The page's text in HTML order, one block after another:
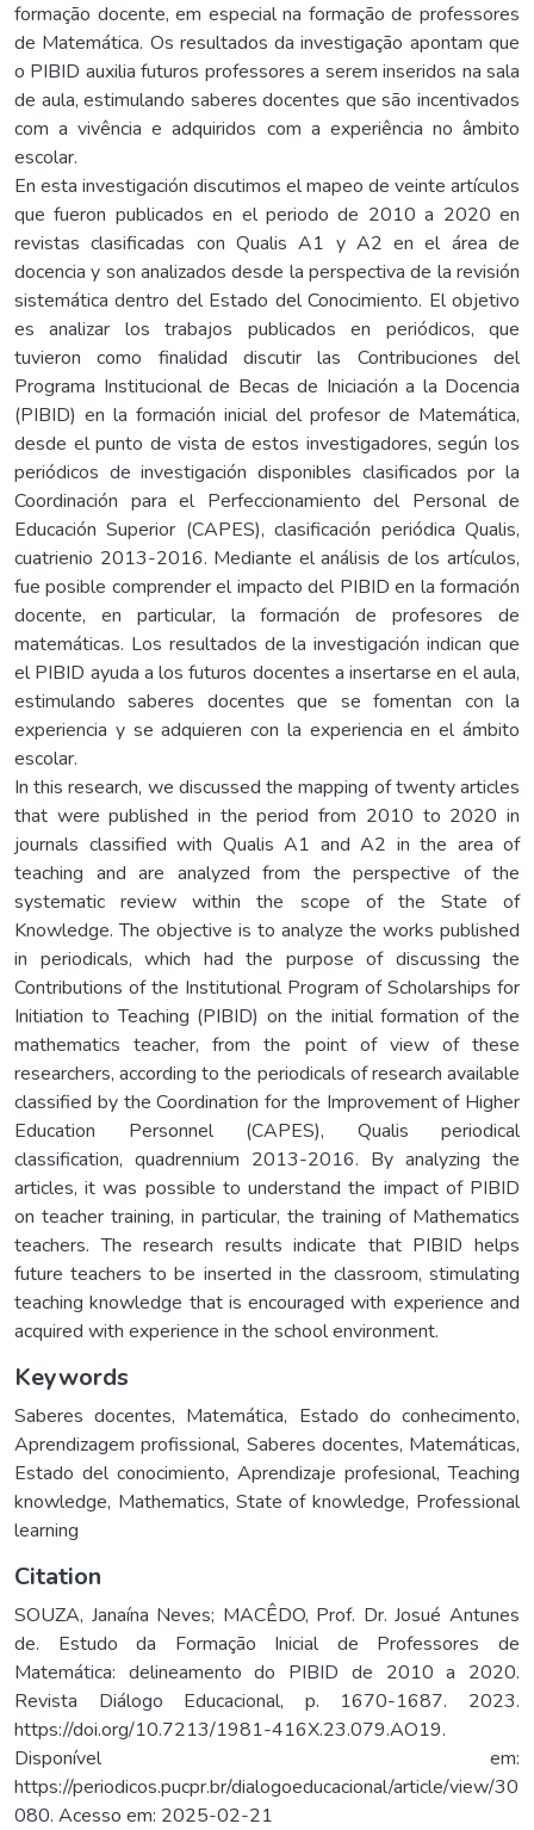
formação docente, em especial na formação de professores
de Matemática. Os resultados da investigação apontam que
o PIBID auxilia futuros professores a serem inseridos na sala
de aula, estimulando saberes docentes que são incentivados
com a vivência e adquiridos com a experiência no âmbito
escolar.
En esta investigación discutimos el mapeo de veinte artículos
que fueron publicados en el periodo de 2010 a 2020 en
revistas clasificadas con Qualis A1 y A2 en el área de
docencia y son analizados desde la perspectiva de la revisión
sistemática dentro del Estado del Conocimiento. El objetivo
es analizar los trabajos publicados en periódicos, que
tuvieron como finalidad discutir las Contribuciones del
Programa Institucional de Becas de Iniciación a la Docencia
(PIBID) en la formación inicial del profesor de Matemática,
desde el punto de vista de estos investigadores, según los
periódicos de investigación disponibles clasificados por la
Coordinación para el Perfeccionamiento del Personal de
Educación Superior (CAPES), clasificación periódica Qualis,
cuatrienio 2013-2016. Mediante el análisis de los artículos,
fue posible comprender el impacto del PIBID en la formación
docente, en particular, la formación de profesores de
matemáticas. Los resultados de la investigación indican que
el PIBID ayuda a los futuros docentes a insertarse en el aula,
estimulando saberes docentes que se fomentan con la
experiencia y se adquieren con la experiencia en el ámbito
escolar.
In this research, we discussed the mapping of twenty articles
that were published in the period from 2010 to 2020 in
journals classified with Qualis A1 and A2 in the area of
teaching and are analyzed from the perspective of the
systematic review within the scope of the State of
Knowledge. The objective is to analyze the works published
in periodicals, which had the purpose of discussing the
Contributions of the Institutional Program of Scholarships for
Initiation to Teaching (PIBID) on the initial formation of the
mathematics teacher, from the point of view of these
researchers, according to the periodicals of research available
classified by the Coordination for the Improvement of Higher
Education Personnel (CAPES), Qualis periodical
classification, quadrennium 2013-2016. By analyzing the
articles, it was possible to understand the impact of PIBID
on teacher training, in particular, the training of Mathematics
teachers. The research results indicate that PIBID helps
future teachers to be inserted in the classroom, stimulating
teaching knowledge that is encouraged with experience and
acquired with experience in the school environment.
Keywords
Saberes docentes, Matemática, Estado do conhecimento,
Aprendizagem profissional, Saberes docentes, Matemáticas,
Estado del conocimiento, Aprendizaje profesional,Teaching
knowledge, Mathematics, State of knowledge, Professional
learning
Citation
SOUZA, Janaína Neves; MACÊDO, Prof. Dr. Josué Antunes
de. Estudo da Formação Inicial de Professores de
Matemática: delineamento do PIBID de 2010 a 2020.
Revista Diálogo Educacional, p. 1670-1687. 2023.
https://doi.org/10.7213/1981-416X.23.079.AO19.
Disponível em:
https://periodicos.pucpr.br/dialogoeducacional/article/view/30
080. Acesso em: 2025-02-21